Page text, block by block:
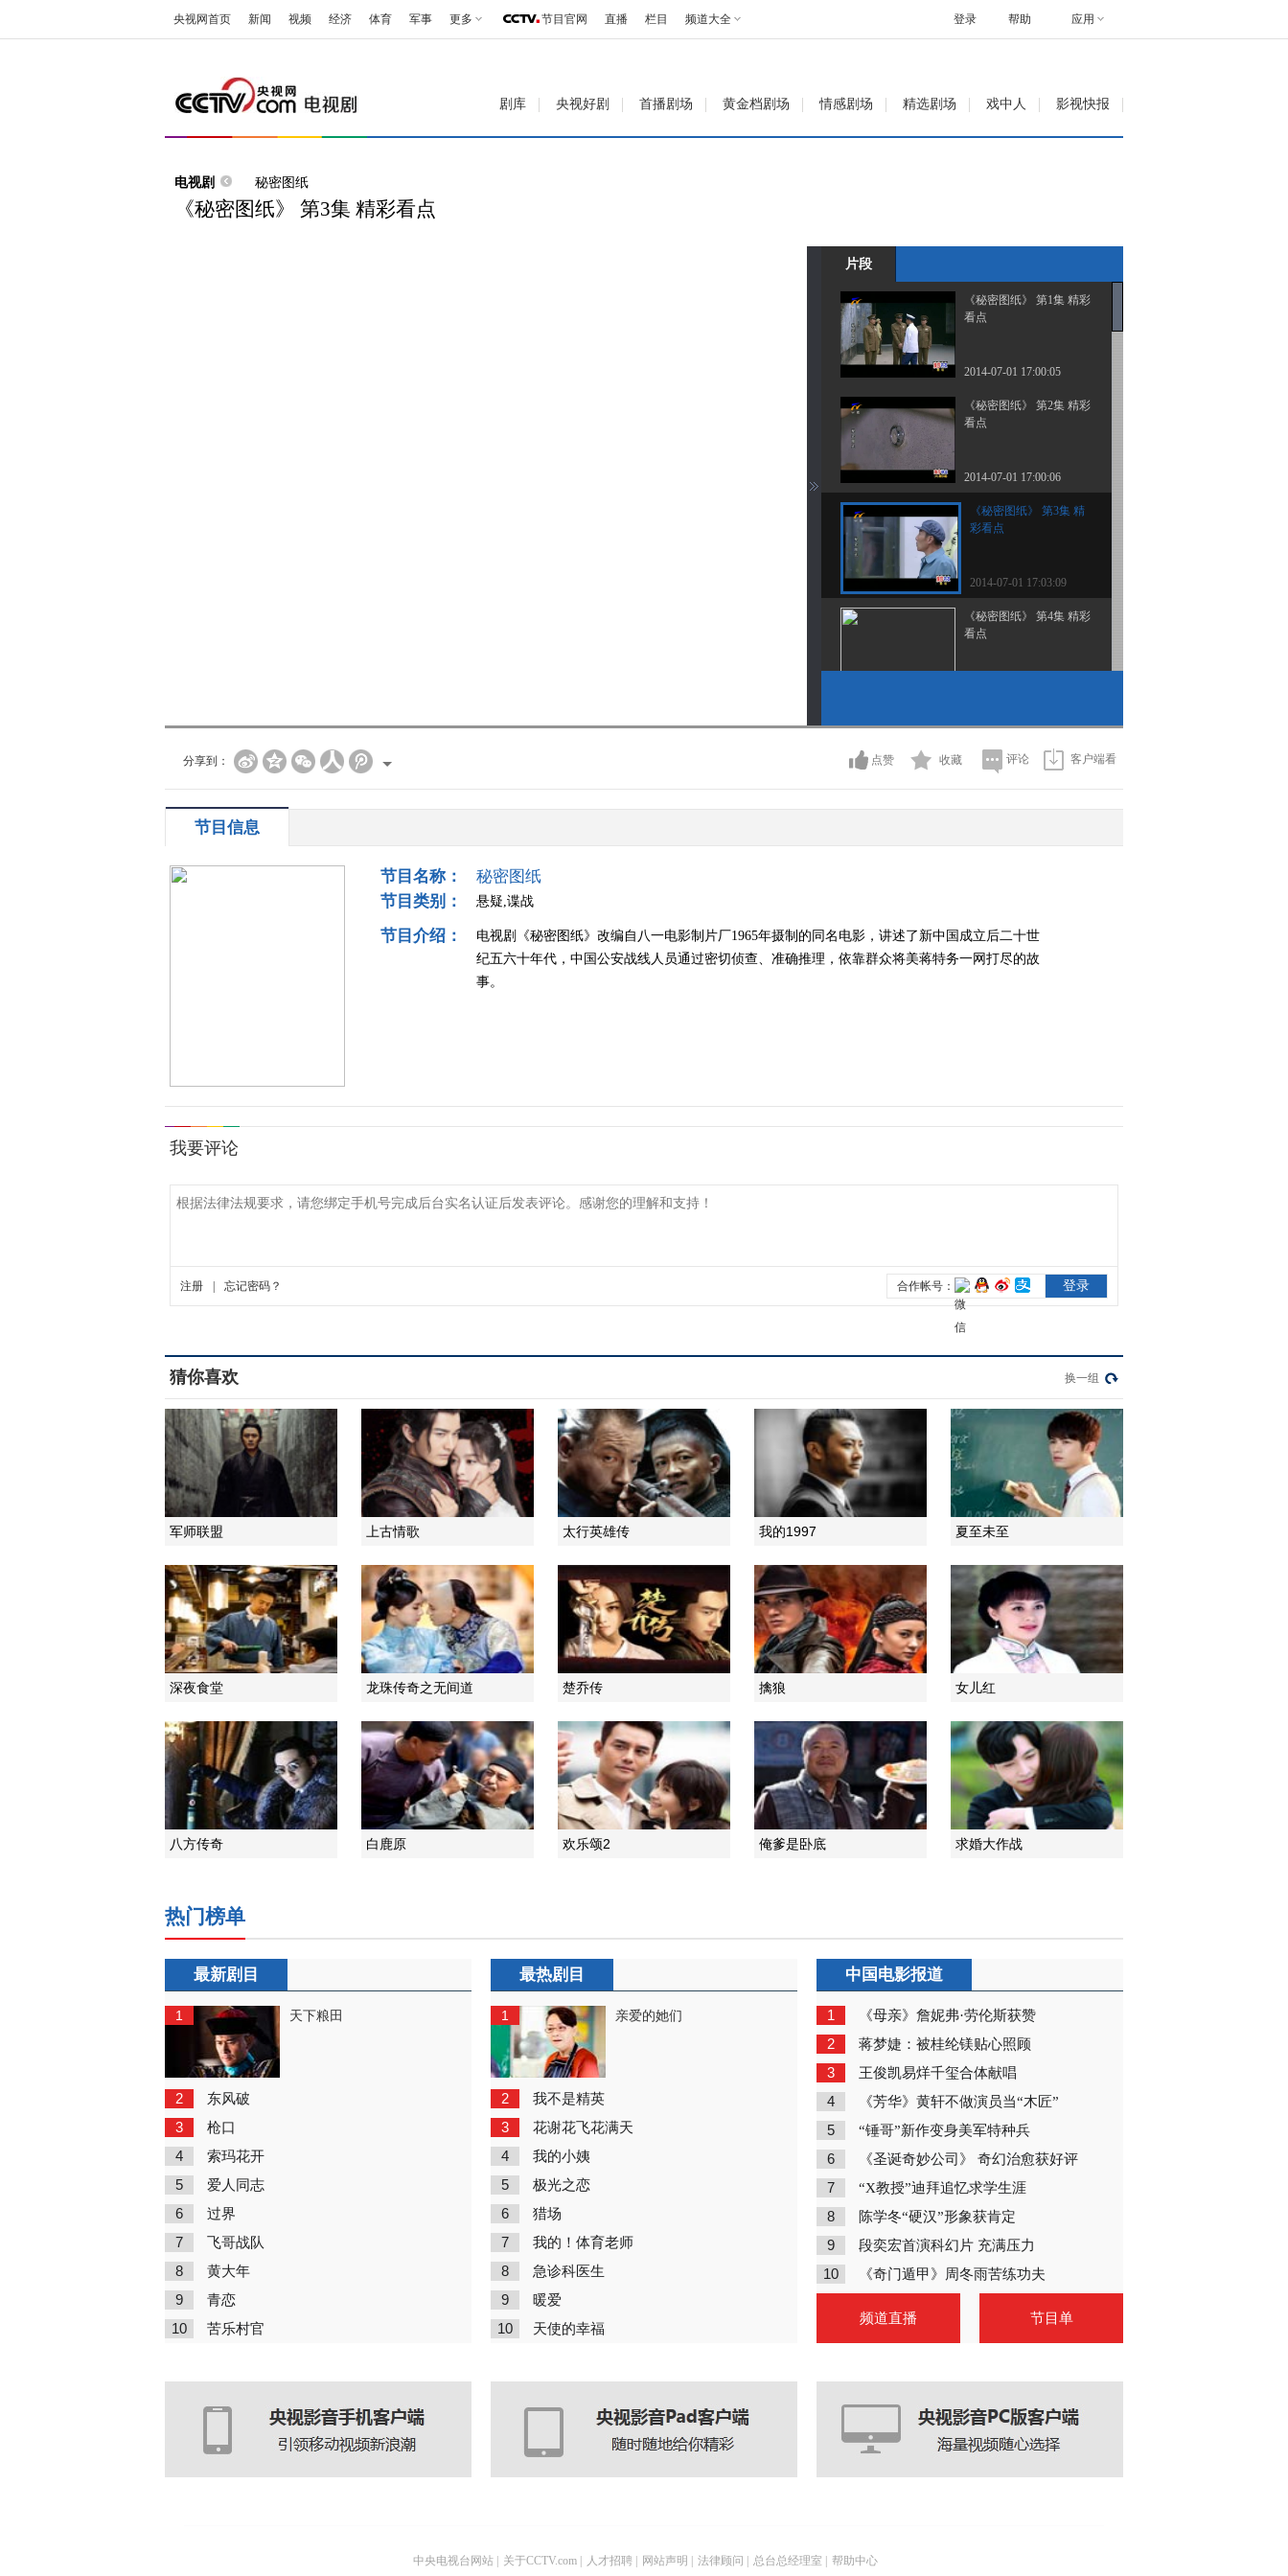
央视网首页 新闻 视频 经济 体育 军事 更多 节目官网 直播 栏目 频道大全 帮助 应用
登录
剧库 央视好剧 首播剧场 黄金档剧场 情感剧场 精选剧场 戏中人 影视快报
电视剧 秘密图纸
《秘密图纸》 第3集 精彩看点
片段
《秘密图纸》 第1集 精彩
看点
2014-07-01 17:00:05
《秘密图纸》 第2集 精彩
看点
2014-07-01 17:00:06
《秘密图纸》 第3集 精
彩看点
2014-07-01 17:03:09
《秘密图纸》 第4集 精彩
看点
2014-07-01 17:09:11
看点
《秘密图纸》 第7集 精彩
看点
2014-07-01 17:15:13
彩看点
2014-07-01 17:18:16
《秘密图纸》 第11集 精
2014-07-01 17:21:17
《秘密图纸》 第12集 精
彩看点
2014-07-01 17:24:17
《秘密图纸》 第13集 精
彩看点
2014-07-02 04:51:16
《秘密图纸》 第14集 精
彩看点
2014-07-02 04:57:18
《秘密图纸》 第15集 精
彩看点
2014-07-02 05:00:19
《秘密图纸》 第18集 精
彩看点
2014-07-03 08:21:07
《秘密图纸》 第19集 精
彩看点
2014-07-04 01:21:02
《秘密图纸》 第21集 精
彩看点
2014-07-04 01:27:04
分享到： 点赞 收藏 评论 客户端看
节目信息
节目名称：
秘密图纸
节目类别：
悬疑,谍战
节目介绍：
电视剧《秘密图纸》改编自八一电影制片厂1965年摄制的同名电影，讲述了新中国成立后二十世
纪五六十年代，中国公安战线人员通过密切侦查、准确推理，依靠群众将美蒋特务一网打尽的故
事。
猜你喜欢 换一组
军师联盟 上古情歌 太行英雄传 我的1997 夏至未至
深夜食堂 龙珠传奇之无间道 楚乔传 擒狼 女儿红
八方传奇 白鹿原 欢乐颂2 俺爹是卧底 求婚大作战
热门榜单
最新剧目
1 天下粮田
2 东风破
3 枪口
4 索玛花开
5 爱人同志
6 过界
7 飞哥战队
8 黄大年
9 青恋
10 苦乐村官
最热剧目
1 亲爱的她们
2 我不是精英
3 花谢花飞花满天
4 我的小姨
5 极光之恋
6 猎场
7 我的！体育老师
8 急诊科医生
9 暖爱
10 天使的幸福
中国电影报道
1 《母亲》詹妮弗·劳伦斯获赞
2 蒋梦婕：被桂纶镁贴心照顾
3 王俊凯易烊千玺合体献唱
4 《芳华》黄轩不做演员当“木匠”
5 “锤哥”新作变身美军特种兵
6 《圣诞奇妙公司》 奇幻治愈获好评
7 “X教授”迪拜追忆求学生涯
8 陈学冬“硬汉”形象获肯定
9 段奕宏首演科幻片 充满压力
10 《奇门遁甲》周冬雨苦练功夫
频道直播 节目单
中央电视台网站 关于CCTV.com 人才招聘 网站声明 法律顾问 总台总经理室 帮助中心